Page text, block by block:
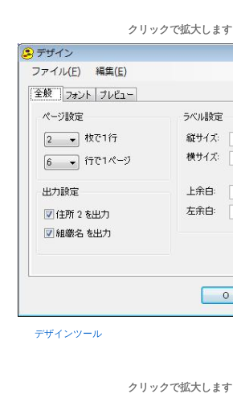
クリックで拡大します
デザインツール
クリックで拡大します